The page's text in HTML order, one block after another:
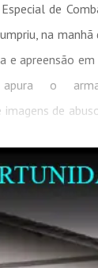
de
na
e apreensão
apura o
de
núcleo...